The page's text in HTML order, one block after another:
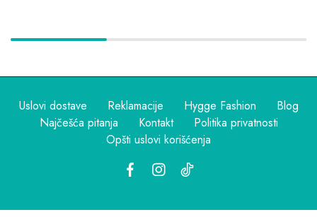
Uslovi dostave Reklamacije Hygge Fashion
Blog
Najčešća pitanja
Kontakt
Politika privatnosti
Opšti uslovi korišćenja